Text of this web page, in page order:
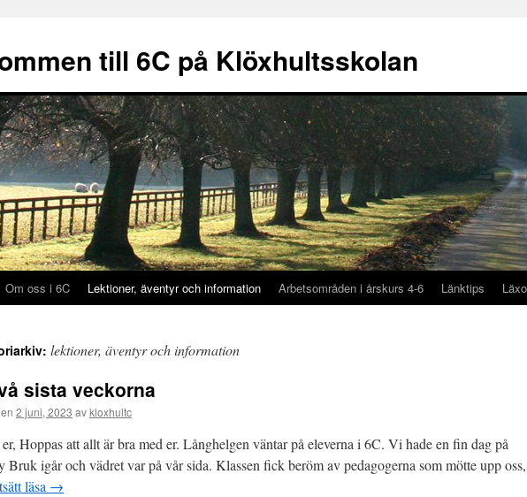
till 6C på Klöxhultsskolan
Om oss i 6C Lektioner, äventyr och information Arbetsområden i årskurs 4-6 Länktips
lektioner, äventyr och information
sista veckorna
2 juni, 2023 avkloxhultc
Hoppas att allt är bra med er. Långhelgen väntar på eleverna i 6C. Vi hade en fin dag på
Bruk igår och vädret var på vår sida. Klassen fick beröm av pedagogerna som mötte upp oss,
läsa →